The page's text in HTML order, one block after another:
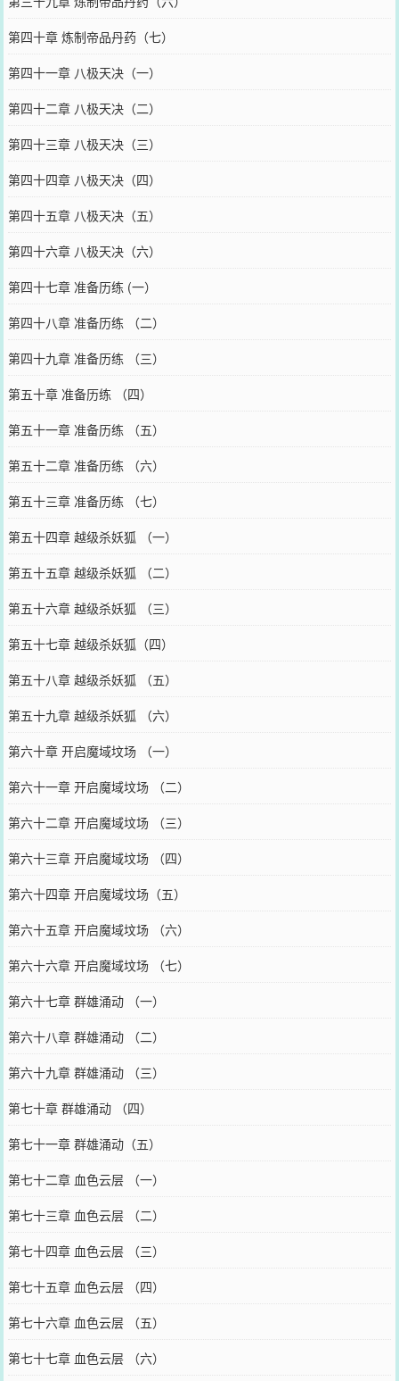
第四十章 炼制帝品丹药（七）
第四十一章 八极天决（一）
第四十二章 八极天决（二）
第四十三章 八极天决（三）
第四十四章 八极天决（四）
第四十五章 八极天决（五）
第四十六章 八极天决（六）
第四十七章 准备历练 (一）
第四十八章 准备历练 （二）
第四十九章 准备历练 （三）
第五十章 准备历练 （四）
第五十一章 准备历练 （五）
第五十二章 准备历练 （六）
第五十三章 准备历练 （七）
第五十四章 越级杀妖狐 （一）
第五十五章 越级杀妖狐 （二）
第五十六章 越级杀妖狐 （三）
第五十七章 越级杀妖狐（四）
第五十八章 越级杀妖狐 （五）
第五十九章 越级杀妖狐 （六）
第六十章 开启魔域坟场 （一）
第六十一章 开启魔域坟场 （二）
第六十二章 开启魔域坟场 （三）
第六十三章 开启魔域坟场 （四）
第六十四章 开启魔域坟场（五）
第六十五章 开启魔域坟场 （六）
第六十六章 开启魔域坟场 （七）
第六十七章 群雄涌动 （一）
第六十八章 群雄涌动 （二）
第六十九章 群雄涌动 （三）
第七十章 群雄涌动 （四）
第七十一章 群雄涌动（五）
第七十二章 血色云层 （一）
第七十三章 血色云层 （二）
第七十四章 血色云层 （三）
第七十五章 血色云层 （四）
第七十六章 血色云层 （五）
第七十七章 血色云层 （六）